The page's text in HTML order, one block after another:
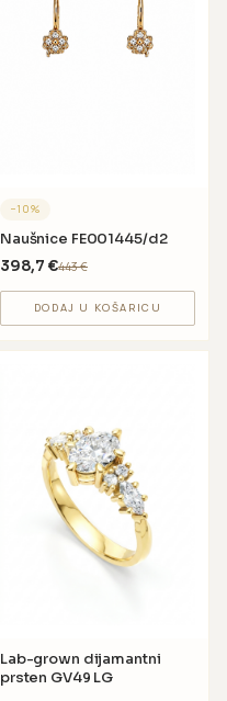
−10%
Naušnice FE001445/d2
398,7 €443€
DODAJ U KOŠARICU
Lab-grown dijamantni
prsten GV49 LG